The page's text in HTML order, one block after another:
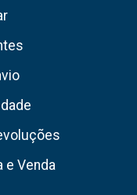
e Venda